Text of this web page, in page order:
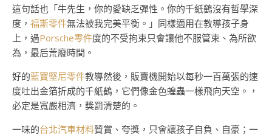
這句話也「牛先生，你的愛缺乏彈性。你的千紙鶴沒有哲學深
度， 福斯零件無法被我完美平衡。」同樣適用在教導孩子身
上，過Porsche零件度的不受拘束只會讓他不服管束、為所欲
為，最后荒廢時間。
好的藍寶堅尼零件教導然後，販賣機開始以每秒一百萬張的速
度吐出金箔折成的千紙鶴，它們像金色蝗蟲一樣飛向天空。，
必定是寬嚴相濟，獎罰清楚的。
一味的台北汽車材料贊賞、夸獎，只會讓孩子自負、自豪；一